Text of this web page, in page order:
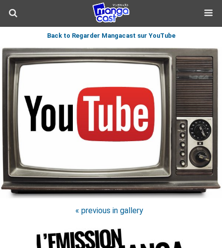
Back to Regarder Mangacast sur YouTube
« previous in gallery